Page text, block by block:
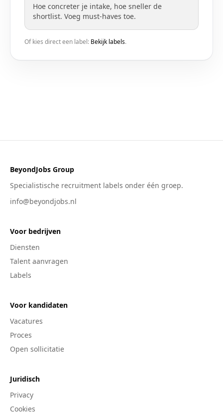
Hoe concreter je intake, hoe sneller de
shortlist. Voeg must-haves toe.
Of kies direct een label: Bekijk labels.
BeyondJobs Group
Specialistische recruitment labels onder één groep.
info@beyondjobs.nl
Voor bedrijven
Diensten
Talent aanvragen
Labels
Voor kandidaten
Vacatures
Proces
Open sollicitatie
Juridisch
Privacy
Cookies